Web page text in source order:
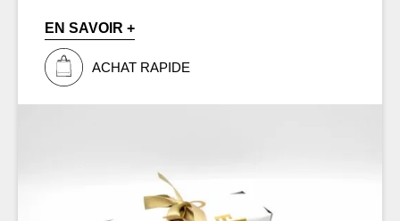
EN SAVOIR +
ACHAT RAPIDE